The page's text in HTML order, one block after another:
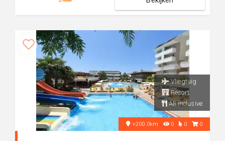
Vliegtuig
Resort
All inclusive
+200.0km 0 0 0